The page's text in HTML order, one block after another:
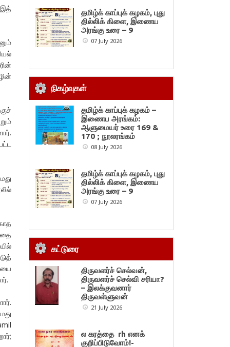
தமிழ்க் காப்புக் கழகம், புது
தில்லிக் கிளை, இணைய
அரங்கு உரை – 9
07 July 2026
நிகழ்வுகள்
தமிழ்க் காப்புக் கழகம் –
இணைய அரங்கம்:
ஆளுமையர் உரை 169 &
170 ; நூலரங்கம்
08 July 2026
தமிழ்க் காப்புக் கழகம், புது
தில்லிக் கிளை, இணைய
அரங்கு உரை – 9
07 July 2026
கட்டுரை
திருவளர்ச் செல்வன்,
திருவளர்ச் செல்வி சரியா?
– இலக்குவனார்
திருவள்ளுவன்
21 July 2026
ல கரத்தை rh எனக்
குறிப்பிடுவோம்!-